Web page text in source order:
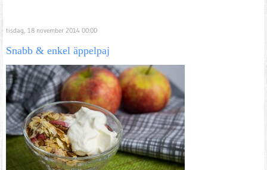
tisdag, 18 november 2014 00:00
Snabb & enkel äppelpaj